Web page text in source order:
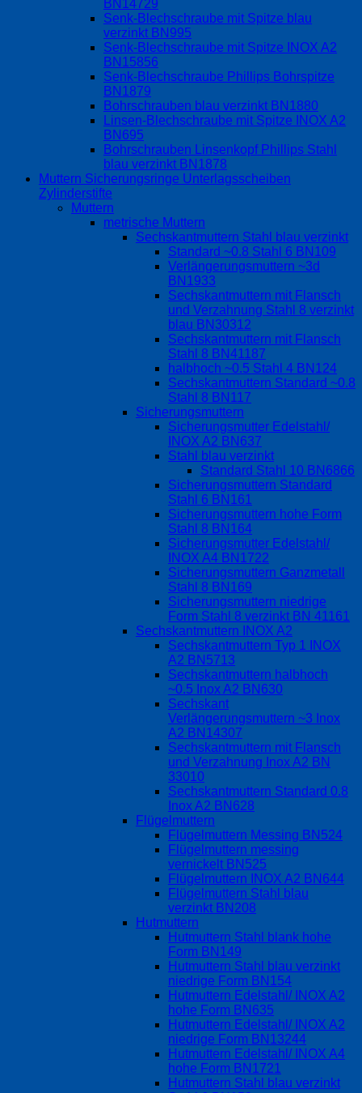
BN14729
Senk-Blechschraube mit Spitze blau
verzinkt BN995
Senk-Blechschraube mit Spitze INOX A2
BN15856
Senk-Blechschraube Phillips Bohrspitze
BN1879
Bohrschrauben blau verzinkt BN1880
Linsen-Blechschraube mit Spitze INOX A2
BN695
Bohrschrauben Linsenkopf Phillips Stahl
blau verzinkt BN1878
Muttern Sicherungsringe Unterlagsscheiben
Zylinderstifte
Muttern
metrische Muttern
Sechskantmuttern Stahl blau verzinkt
Standard ~0.8 Stahl 6 BN109
Verlängerungsmuttern ~3d
BN1933
Sechskantmuttern mit Flansch
und Verzahnung Stahl 8 verzinkt
blau BN30312
Sechskantmuttern mit Flansch
Stahl 8 BN41187
halbhoch ~0.5 Stahl 4 BN124
Sechskantmuttern Standard ~0.8
Stahl 8 BN117
Sicherungsmuttern
Sicherungsmutter Edelstahl/
INOX A2 BN637
Stahl blau verzinkt
Standard Stahl 10 BN6866
Sicherungsmuttern Standard
Stahl 6 BN161
Sicherungsmuttern hohe Form
Stahl 8 BN164
Sicherungsmutter Edelstahl/
INOX A4 BN1722
Sicherungsmuttern Ganzmetall
Stahl 8 BN169
Sicherungsmuttern niedrige
Form Stahl 8 verzinkt BN 41161
Sechskantmuttern INOX A2
Sechskantmuttern Typ 1 INOX
A2 BN5713
Sechskantmuttern halbhoch
~0.5 Inox A2 BN630
Sechskant
Verlängerungsmuttern ~3 Inox
A2 BN14307
Sechskantmuttern mit Flansch
und Verzahnung Inox A2 BN
33010
Sechskantmuttern Standard 0.8
Inox A2 BN628
Flügelmuttern
Flügelmuttern Messing BN524
Flügelmuttern messing
vernickelt BN525
Flügelmuttern INOX A2 BN644
Flügelmuttern Stahl blau
verzinkt BN208
Hutmuttern
Hutmuttern Stahl blank hohe
Form BN149
Hutmuttern Stahl blau verzinkt
niedrige Form BN154
Hutmuttern Edelstahl/ INOX A2
hohe Form BN635
Hutmuttern Edelstahl/ INOX A2
niedrige Form BN13244
Hutmuttern Edelstahl/ INOX A4
hohe Form BN1721
Hutmuttern Stahl blau verzinkt